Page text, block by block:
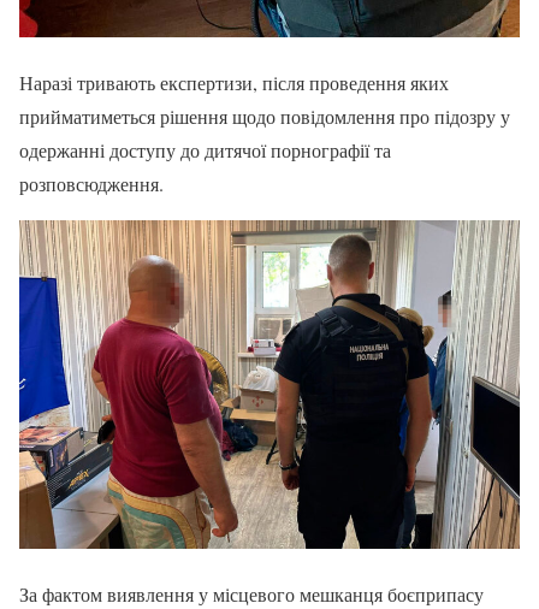
Наразі тривають експертизи, після проведення яких
прийматиметься рішення щодо повідомлення про підозру у
одержанні доступу до дитячої порнографії та
розповсюдження.
За фактом виявлення у місцевого мешканця боєприпасу